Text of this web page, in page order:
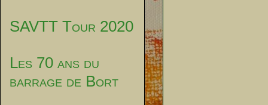
SAVTT Tour 2020
Les 70 ans du
barrage de Bort